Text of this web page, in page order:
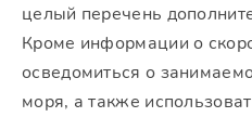
целый перечень
Кроме информации о
осведомиться о
моря, а также